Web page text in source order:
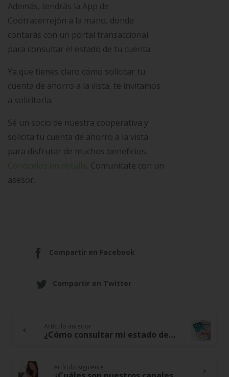
Además, tendrás la App de
Cootracerrejón a la mano, donde
contarás con un portal transaccional
para consultar el estado de tu cuenta.
Ya que tienes claro cómo solicitar tu
cuenta de ahorro a la vista, te invitamos
a solicitarla.
Sé un socio de nuestra cooperativa y
solicita tu cuenta de ahorro a la vista
para disfrutar de muchos beneficios.
. Comunícate con un
asesor.
Compartir en Facebook
Compartir en Twitter
Continue
Reading
Artículo anterior
¿Cómo consultar mi estado de cuenta desde la APP móvil?
Artículo siguiente